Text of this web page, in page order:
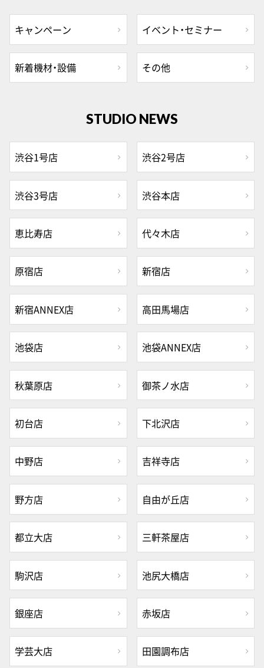
キャンペーン イベント・セミナー
新着機材・設備 その他
STUDIO NEWS
渋谷1号店 渋谷2号店
渋谷3号店 渋谷本店
恵比寿店 代々木店
原宿店 新宿店
新宿ANNEX店 高田馬場店
池袋店 池袋ANNEX店
秋葉原店 御茶ノ水店
初台店 下北沢店
中野店 吉祥寺店
野方店 自由が丘店
都立大店 三軒茶屋店
駒沢店 池尻大橋店
銀座店 赤坂店
学芸大店 田園調布店